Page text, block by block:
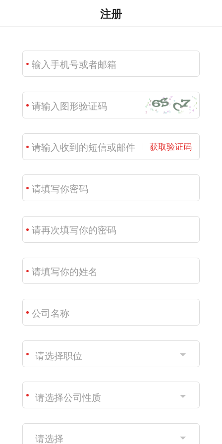
注册
获取验证码